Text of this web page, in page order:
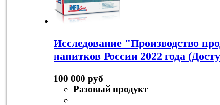
Исследование "Производство
напитков России 2022 года
100 000 руб
Разовый продукт